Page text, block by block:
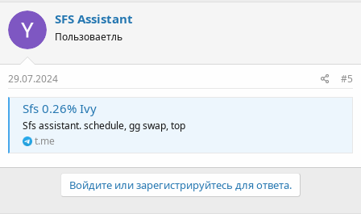
SFS Assistant
Пользоваетль
29.07.2024 #5
Sfs 0.26% Ivy
Sfs assistant. schedule, gg swap, top
t.me
Войдите или зарегистрируйтесь для ответа.